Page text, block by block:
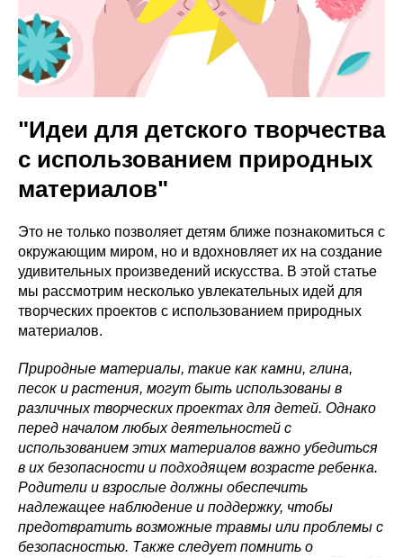
"Идеи для детского творчества
с использованием природных
материалов"
Это не только позволяет детям ближе познакомиться с
окружающим миром, но и вдохновляет их на создание
удивительных произведений искусства. В этой статье
мы рассмотрим несколько увлекательных идей для
творческих проектов с использованием природных
материалов.
Природные материалы, такие как камни, глина,
песок и растения, могут быть использованы в
различных творческих проектах для детей. Однако
перед началом любых деятельностей с
использованием этих материалов важно убедиться
в их безопасности и подходящем возрасте ребенка.
Родители и взрослые должны обеспечить
надлежащее наблюдение и поддержку, чтобы
предотвратить возможные травмы или проблемы с
безопасностью. Также следует помнить о